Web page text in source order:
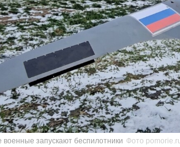
военные запускают беспилотники Фото